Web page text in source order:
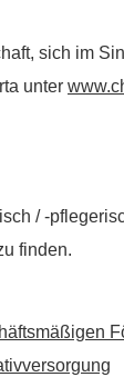
sich im
unter
/ -
finden.